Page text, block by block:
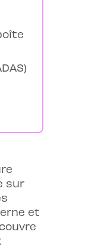
sur
et